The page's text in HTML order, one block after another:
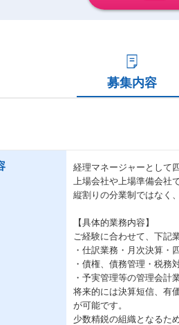
募集内容
経理マネージャーとして
上場会社や上場準備会社
縦割りの分業制ではなく
【具体的業務内容】
ご経験に合わせて、下記
・仕訳業務・月次決算・
・債権、債務管理・税務
・予実管理等の管理会計
将来的には決算短信、有
が可能です。
少数精鋭の組織となるた